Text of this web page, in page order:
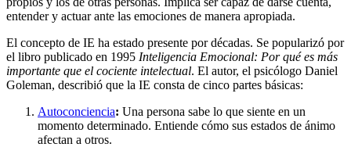
entender y actuar ante las emociones de manera apropiada.
El concepto de IE ha estado presente por décadas. Se popularizó por
el libro publicado en 1995 Inteligencia Emocional: Por qué es más
importante que el cociente intelectual. El autor, el psicólogo Daniel
Goleman, describió que la IE consta de cinco partes básicas:
Autoconciencia: Una persona sabe lo que siente en un
momento determinado. Entiende cómo sus estados de ánimo
afectan a otros.